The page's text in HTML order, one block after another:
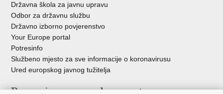
Državna škola za javnu upravu
Odbor za državnu službu
Državno izborno povjerenstvo
Your Europe portal
Potresinfo
Službeno mjesto za sve informacije o koronavirusu
Ured europskog javnog tužitelja